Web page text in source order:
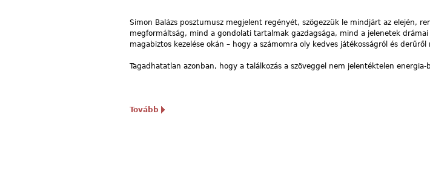
Simon Balázs posztumusz megjelent regényét, szögezzük le mindjárt az elején,
megformáltság, mind a gondolati tartalmak gazdagsága, mind a jelenetek
magabiztos kezelése okán – hogy a számomra oly kedves játékosságról és derűről
Tagadhatatlan azonban, hogy a találkozás a szöveggel nem jelentéktelen
Tovább